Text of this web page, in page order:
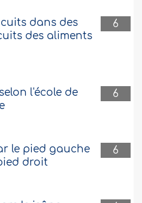
6
dans des
des aliments
6
l'école de
6
le pied gauche
droit